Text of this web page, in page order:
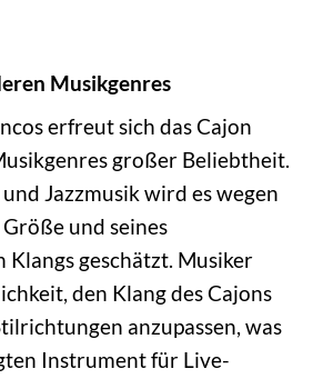
Musikgenres
erfreut sich das Cajon
großer Beliebtheit.
Jazzmusik wird es wegen
und seines
geschätzt. Musiker
den Klang des Cajons
anzupassen, was
Instrument für Live-